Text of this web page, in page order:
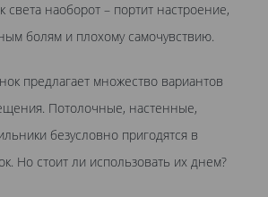
света наоборот – портит настроение,
болям и плохому самочувствию.
предлагает множество вариантов
Потолочные, настенные,
безусловно пригодятся в
Но стоит ли использовать их днем?